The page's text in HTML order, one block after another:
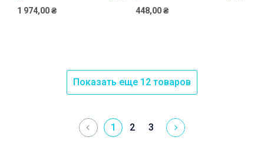
1 974,00₴ 448,00₴
Показать еще 12 товаров
1 2 3